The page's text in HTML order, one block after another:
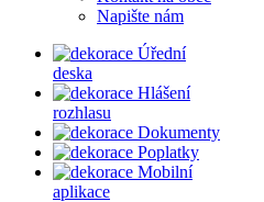
Napište nám
Úřední
deska
Hlášení
rozhlasu
Dokumenty
Poplatky
Mobilní
aplikace